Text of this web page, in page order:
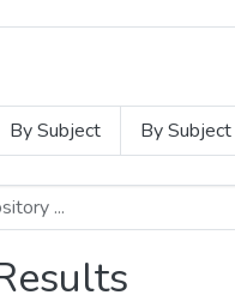
By Subject By